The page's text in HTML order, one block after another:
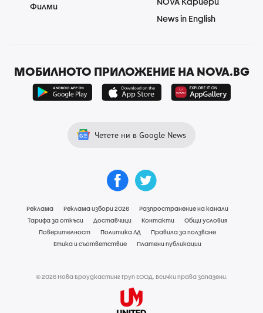
Филми
News in English
МОБИЛНОТО ПРИЛОЖЕНИЕ НА NOVA.BG
Четете ни в Google News
Реклама Реклама избори 2026
Разпространение на канали
Тарифа за откъси
Доставчици Контакти
Общи условия
Поверителност
Политика ЛД
Правила за ползване
Етика и съответствие
Платени публикации
© 2026 Нова Броудкастинг Груп ЕООД. Всички права запазени.